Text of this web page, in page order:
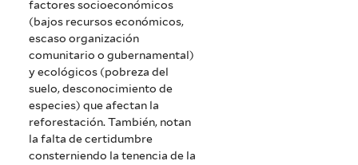
factores socioeconómicos
(bajos recursos económicos,
escaso organización
comunitario o gubernamental)
y ecológicos (pobreza del
suelo, desconocimiento de
especies) que afectan la
reforestación. También, notan
la falta de certidumbre
consterniendo la tenencia de la